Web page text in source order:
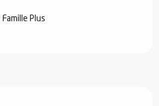
Famille Plus